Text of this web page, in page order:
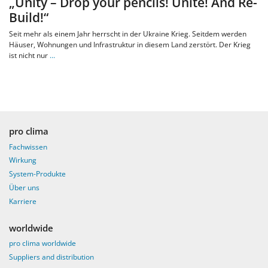
Build!“
Seit mehr als einem Jahr herrscht in der Ukraine Krieg. Seitdem werden
Häuser, Wohnungen und Infrastruktur in diesem Land zerstört. Der Krieg
ist nicht nur …
pro clima
Fachwissen
Wirkung
System-Produkte
Über uns
Karriere
worldwide
pro clima worldwide
Suppliers and distribution